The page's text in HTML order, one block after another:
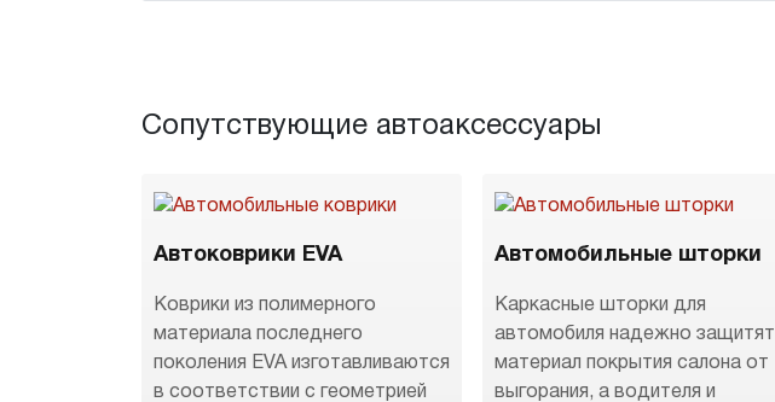
Сопутствующие автоаксессуары
Автоковрики EVA
Коврики из полимерного
материала последнего
поколения EVA изготавливаются
в соответствии с геометрией
Автомобильные шторки
Каркасные шторки для
автомобиля надежно защитят
материал покрытия салона от
выгорания, а водителя и